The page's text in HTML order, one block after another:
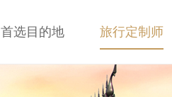
首选目的地 旅行定制师